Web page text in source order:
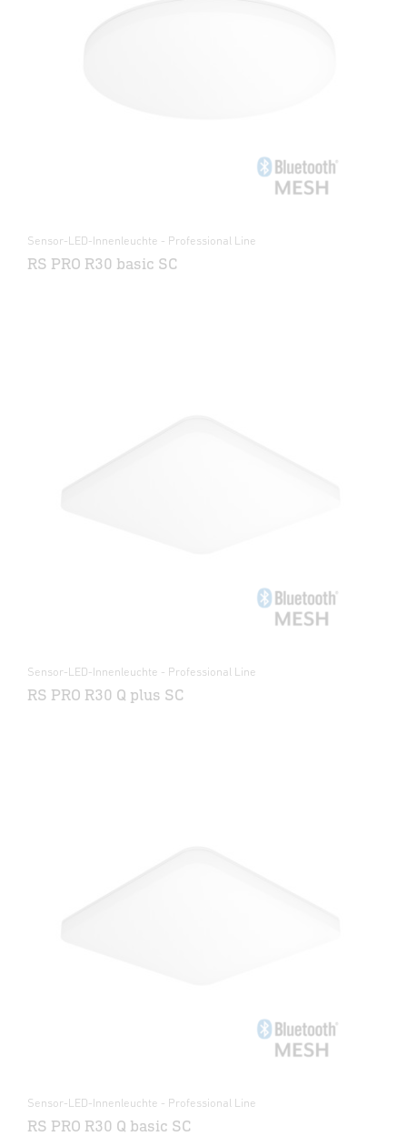
Sensor-LED-Innenleuchte - Professional Line
RS PRO R30 basic SC
Sensor-LED-Innenleuchte - Professional Line
RS PRO R30 Q plus SC
Sensor-LED-Innenleuchte - Professional Line
RS PRO R30 Q basic SC